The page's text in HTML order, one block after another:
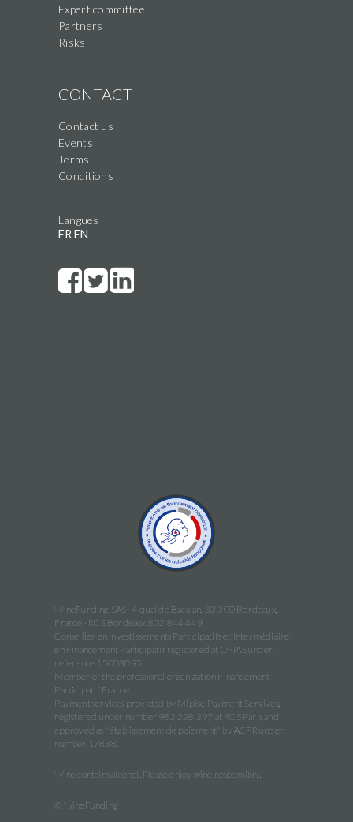
Expert committee
Partners
Risks
CONTACT
Contact us
Events
Terms
Conditions
Langues
FR EN
WineFunding SAS · 4 quai de Bacalan, 33 300 Bordeaux,
France · RCS Bordeaux 802 844 449
Conseiller en Investissements Participatifs et Intermédiaire
en Financement Participatif registered at ORIAS under
reference 15003095
Member of the professional organization Financement
Participatif France
Payment services provided by Mipise Payment Servives,
registered under number 982 228 397 at RCS Paris and
approved as "établissement de paiement" by ACPR under
number 17838.
Wine contains alcohol. Please enjoy wine responsibly.
© WineFunding